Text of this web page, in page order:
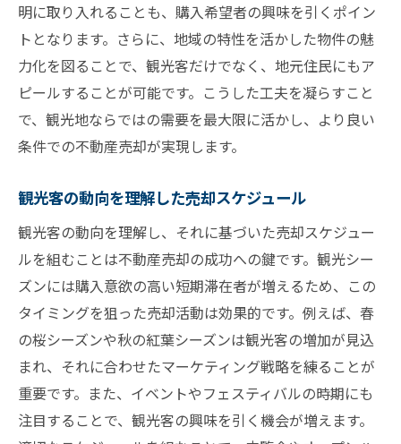
明に取り入れることも、購入希望者の興味を引くポイン
トとなります。さらに、地域の特性を活かした物件の魅
力化を図ることで、観光客だけでなく、地元住民にもア
ピールすることが可能です。こうした工夫を凝らすこと
で、観光地ならではの需要を最大限に活かし、より良い
条件での不動産売却が実現します。
観光客の動向を理解した売却スケジュール
観光客の動向を理解し、それに基づいた売却スケジュー
ルを組むことは不動産売却の成功への鍵です。観光シー
ズンには購入意欲の高い短期滞在者が増えるため、この
タイミングを狙った売却活動は効果的です。例えば、春
の桜シーズンや秋の紅葉シーズンは観光客の増加が見込
まれ、それに合わせたマーケティング戦略を練ることが
重要です。また、イベントやフェスティバルの時期にも
注目することで、観光客の興味を引く機会が増えます。